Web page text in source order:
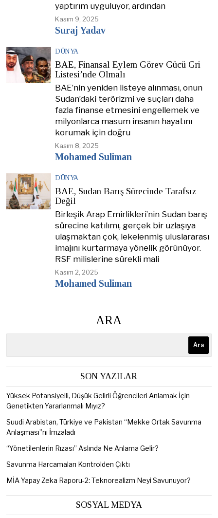
yaptırım uyguluyor, ardından
Kasım 9, 2025
Suraj Yadav
DÜNYA
BAE, Finansal Eylem Görev Gücü Gri
Listesi’nde Olmalı
BAE’nin yeniden listeye alınması, onun
Sudan’daki terörizmi ve suçları daha
fazla finanse etmesini engellemek ve
milyonlarca masum insanın hayatını
korumak için doğru
Kasım 8, 2025
Mohamed Suliman
DÜNYA
BAE, Sudan Barış Sürecinde Tarafsız
Değil
Birleşik Arap Emirlikleri’nin Sudan barış
sürecine katılımı, gerçek bir uzlaşıya
ulaşmaktan çok, lekelenmiş uluslararası
imajını kurtarmaya yönelik görünüyor.
RSF milislerine sürekli mali
Kasım 2, 2025
Mohamed Suliman
ARA
Ara
SON YAZILAR
Yüksek Potansiyelli, Düşük Gelirli Öğrencileri Anlamak İçin
Genetikten Yararlanmalı Mıyız?
Suudi Arabistan, Türkiye ve Pakistan “Mekke Ortak Savunma
Anlaşması”nı İmzaladı
“Yönetilenlerin Rızası” Aslında Ne Anlama Gelir?
Savunma Harcamaları Kontrolden Çıktı
MİA Yapay Zeka Raporu-2: Teknorealizm Neyi Savunuyor?
SOSYAL MEDYA